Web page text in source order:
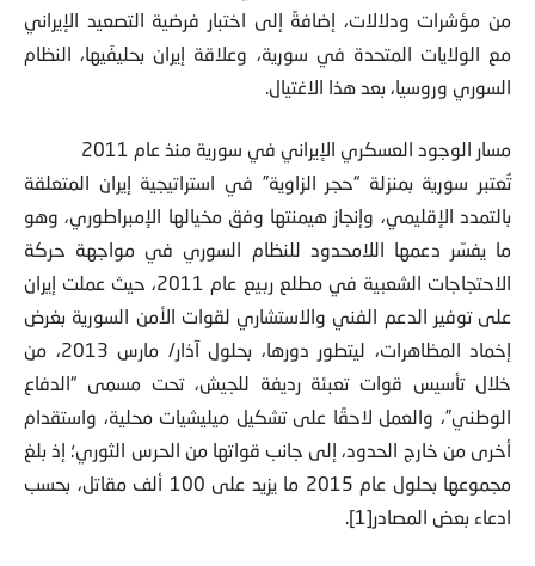
من مؤشرات ودلالات، إضافةً إلى اختبار فرضية التصعيد الإيراني
مع الولايات المتحدة في سورية، وعلاقة إيران بحليفَيها، النظام
السوري وروسيا، بعد هذا الاغتيال.
مسار الوجود العسكري الإيراني في سورية منذ عام 2011
تُعتبر سورية بمنزلة “حجر الزاوية” في استراتيجية إيران المتعلقة
بالتمدد الإقليمي، وإنجاز هيمنتها وفق مخيالها الإمبراطوري، وهو
ما يفسّر دعمها اللامحدود للنظام السوري في مواجهة حركة
الاحتجاجات الشعبية في مطلع ربيع عام 2011، حيث عملت إيران
على توفير الدعم الفني والاستشاري لقوات الأمن السورية بغرض
إخماد المظاهرات، ليتطور دورها، بحلول آذار/ مارس 2013، من
خلال تأسيس قوات تعبئة رديفة للجيش، تحت مسمى “الدفاع
الوطني”، والعمل لاحقًا على تشكيل ميليشيات محلية، واستقدام
أخرى من خارج الحدود، إلى جانب قواتها من الحرس الثوري؛ إذ بلغ
مجموعها بحلول عام 2015 ما يزيد على 100 ألف مقاتل، بحسب
ادعاء بعض المصادر[1].